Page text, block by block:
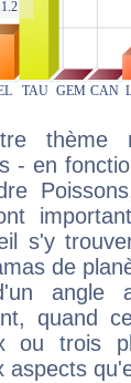
thème
- en
s'y
de
quand
ou trois
aspects